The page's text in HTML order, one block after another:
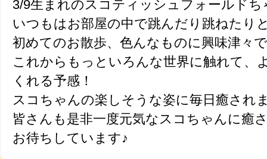
3/9生まれのスコティッシュフォールド
いつもはお部屋の中で跳んだり跳ねたり
初めてのお散歩、色んなものに興味津々
これからもっといろんな世界に触れて、
くれる予感！
スコちゃんの楽しそうな姿に毎日癒され
皆さんも是非一度元気なスコちゃんに癒
お待ちしています♪